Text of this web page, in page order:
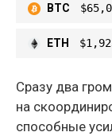
BTC
ETH
Сразу два
на
способные